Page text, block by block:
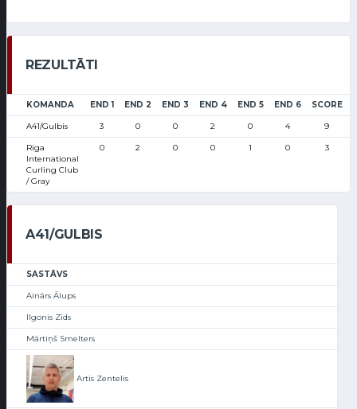
REZULTĀTI
KOMANDA END 1 END 2 END 3 END 4 END 5 END 6 SCORE
A41/Gulbis 3 0 0 2 0 4 9
Riga
International
Curling Club
/ Gray
0 2 0 0 1 0 3
A41/GULBIS
SASTĀVS
Ainārs Ālups
Ilgonis Zīds
Mārtiņš Smelters
Artis Zentelis